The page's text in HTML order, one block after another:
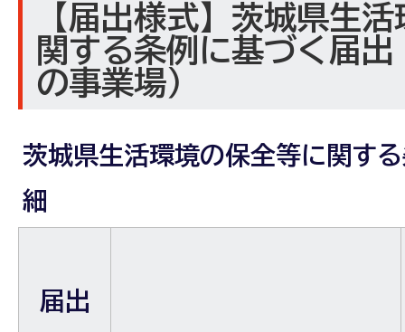
【届出様式】茨城県生
関する条例に基づく届
の事業場）
茨城県生活環境の保全等に関す
細
届出